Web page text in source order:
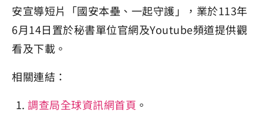
安宣導短片「國安本壘、一起守護」，業於113年
6月14日置於秘書單位官網及Youtube頻道提供觀
看及下載。
相關連結：
調查局全球資訊網首頁 。